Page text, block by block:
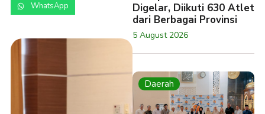
WhatsApp
Digelar, Diikuti 630 Atlet
dari Berbagai Provinsi
5 August 2026
Daerah